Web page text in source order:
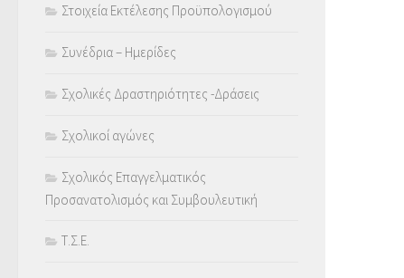
Στοιχεία Εκτέλεσης Προϋπολογισμού
Συνέδρια – Ημερίδες
Σχολικές Δραστηριότητες -Δράσεις
Σχολικοί αγώνες
Σχολικός Επαγγελματικός
Προσανατολισμός και Συμβουλευτική
Τ.Σ.Ε.